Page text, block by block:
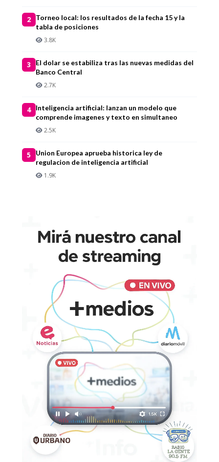
2
Torneo local: los resultados de la fecha 15 y la
tabla de posiciones
3.8K
3
El dolar se estabiliza tras las nuevas medidas del
Banco Central
2.7K
4
Inteligencia artificial: lanzan un modelo que
comprende imagenes y texto en simultaneo
2.5K
5
Union Europea aprueba historica ley de
regulacion de inteligencia artificial
1.9K